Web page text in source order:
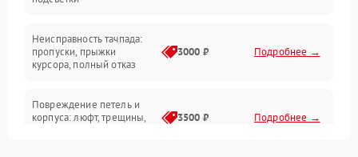
Батарея
Сеть и интернет
Неисправность тачпада:
пропуски, прыжки
курсора, полный отказ
3000 ₽ Подробнее →
Повреждение петель и
корпуса: люфт, трещины,
3500 ₽ Подробнее →